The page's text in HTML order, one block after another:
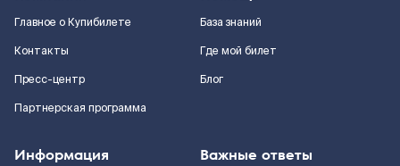
Главное о Купибилете
Контакты
Пресс-центр
Партнерская программа
База знаний
Где мой билет
Блог
Информация Важные ответы